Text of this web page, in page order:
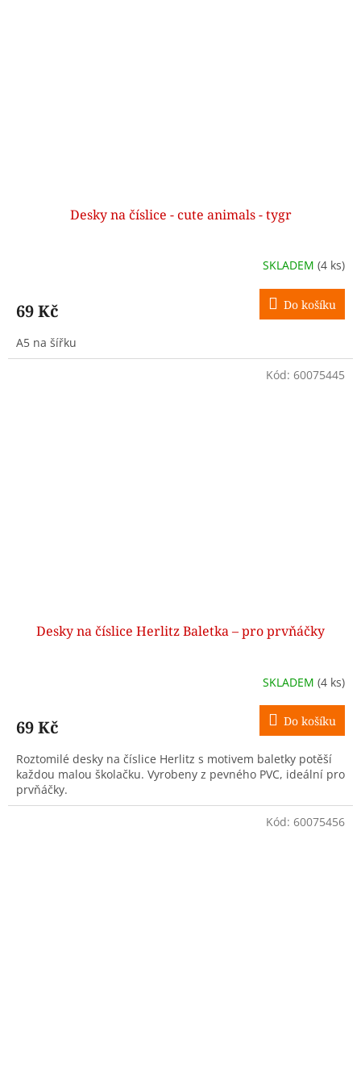
Desky na číslice - cute animals - tygr
SKLADEM (4 ks)
69 Kč Do košíku
A5 na šířku
Desky na číslice Herlitz Baletka – pro prvňáčky
SKLADEM (4 ks)
69 Kč Do košíku
Roztomilé desky na číslice Herlitz s motivem baletky potěší
každou malou školačku. Vyrobeny z pevného PVC, ideální pro
prvňáčky.
Kód: 60075445
Kód: 60075456